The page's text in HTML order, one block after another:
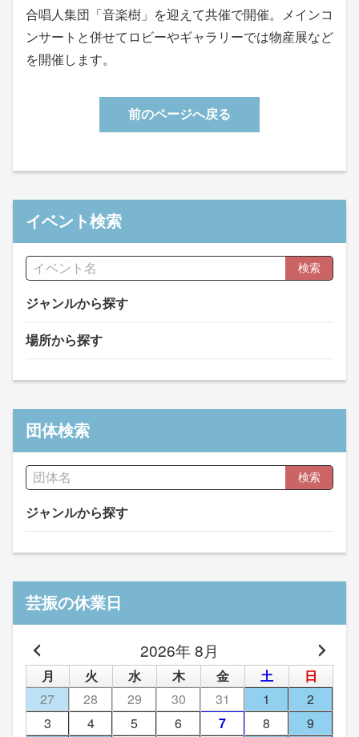
合唱人集団「音楽樹」を迎えて共催で開催。メインコ
ンサートと併せてロビーやギャラリーでは物産展など
を開催します。
前のページへ戻る
イベント検索
検索
ジャンルから探す
場所から探す
団体検索
検索
ジャンルから探す
芸振の休業日
2026年 8月
月 火 水 木 金 土
日
27
28 29 30 31 1
2
3
4 5 6 7 8
9